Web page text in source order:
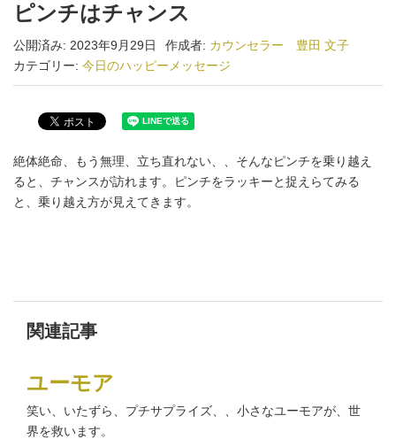
ピンチはチャンス
公開済み: 2023年9月29日 作成者: カウンセラー 豊田 文子
カテゴリー: 今日のハッピーメッセージ
絶体絶命、もう無理、立ち直れない、、そんなピンチを乗り越え
ると、チャンスが訪れます。ピンチをラッキーと捉えらてみる
と、乗り越え方が見えてきます。
関連記事
ユーモア
笑い、いたずら、プチサプライズ、、小さなユーモアが、世
界を救います。